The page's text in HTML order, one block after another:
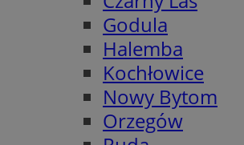
Godula
Halemba
Kochłowice
Nowy Bytom
Orzegów